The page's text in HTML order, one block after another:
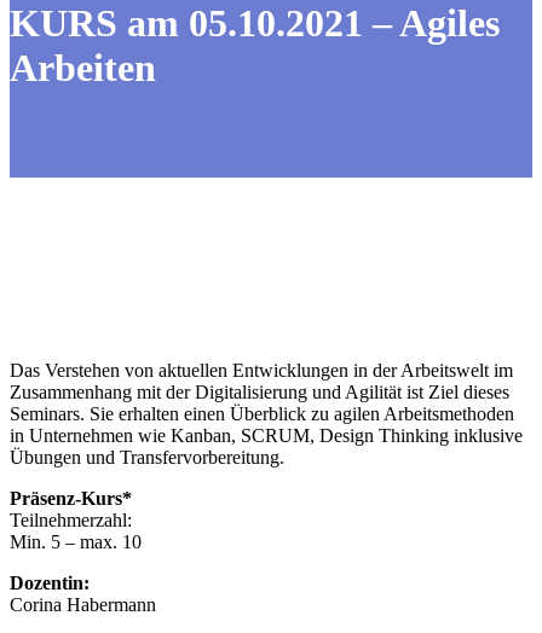
KURS am 05.10.2021 – Agiles
Arbeiten
Das Verstehen von aktuellen Entwicklungen in der Arbeitswelt im
Zusammenhang mit der Digitalisierung und Agilität ist Ziel dieses
Seminars. Sie erhalten einen Überblick zu agilen Arbeitsmethoden
in Unternehmen wie Kanban, SCRUM, Design Thinking inklusive
Übungen und Transfervorbereitung.
Präsenz-Kurs*
Teilnehmerzahl:
Min. 5 – max. 10
Dozentin:
Corina Habermann